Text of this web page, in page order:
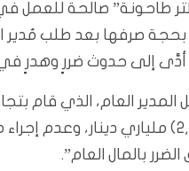
طاحونة” صالحة للعمل
بحجة صرفها بعد طلب مُدير
أدَّى إلى حدوث ضررٍ وهدرٍ في
العام، الذي قام
إحدى الجهات؛ لغرض طبع مطبوعاتٍ للدائرة بمبلغ
بالمال العام”.